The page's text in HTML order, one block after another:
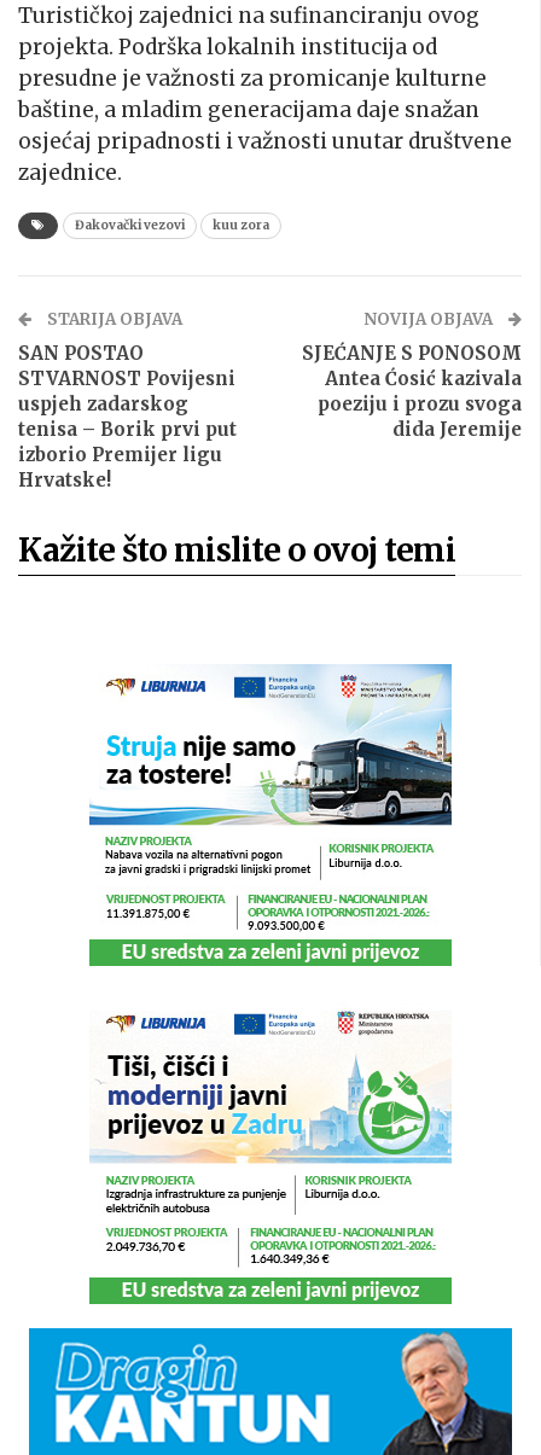
Turističkoj zajednici na sufinanciranju ovog
projekta. Podrška lokalnih institucija od
presudne je važnosti za promicanje kulturne
baštine, a mladim generacijama daje snažan
osjećaj pripadnosti i važnosti unutar društvene
zajednice.
Đakovački vezovi kuu zora
STARIJA OBJAVA
SAN POSTAO
STVARNOST Povijesni
uspjeh zadarskog
tenisa – Borik prvi put
izborio Premijer ligu
Hrvatske!
NOVIJA OBJAVA
SJEĆANJE S PONOSOM
Antea Ćosić kazivala
poeziju i prozu svoga
dida Jeremije
Kažite što mislite o ovoj temi